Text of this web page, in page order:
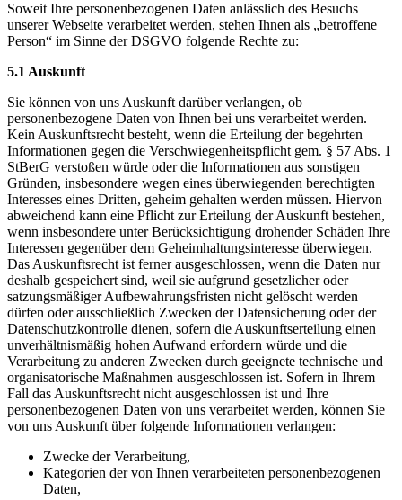
Soweit Ihre personenbezogenen Daten anlässlich des Besuchs
unserer Webseite verarbeitet werden, stehen Ihnen als „betroffene
Person“ im Sinne der DSGVO folgende Rechte zu:
5.1 Auskunft
Sie können von uns Auskunft darüber verlangen, ob
personenbezogene Daten von Ihnen bei uns verarbeitet werden.
Kein Auskunftsrecht besteht, wenn die Erteilung der begehrten
Informationen gegen die Verschwiegenheitspflicht gem. § 57 Abs. 1
StBerG verstoßen würde oder die Informationen aus sonstigen
Gründen, insbesondere wegen eines überwiegenden berechtigten
Interesses eines Dritten, geheim gehalten werden müssen. Hiervon
abweichend kann eine Pflicht zur Erteilung der Auskunft bestehen,
wenn insbesondere unter Berücksichtigung drohender Schäden Ihre
Interessen gegenüber dem Geheimhaltungsinteresse überwiegen.
Das Auskunftsrecht ist ferner ausgeschlossen, wenn die Daten nur
deshalb gespeichert sind, weil sie aufgrund gesetzlicher oder
satzungsmäßiger Aufbewahrungsfristen nicht gelöscht werden
dürfen oder ausschließlich Zwecken der Datensicherung oder der
Datenschutzkontrolle dienen, sofern die Auskunftserteilung einen
unverhältnismäßig hohen Aufwand erfordern würde und die
Verarbeitung zu anderen Zwecken durch geeignete technische und
organisatorische Maßnahmen ausgeschlossen ist. Sofern in Ihrem
Fall das Auskunftsrecht nicht ausgeschlossen ist und Ihre
personenbezogenen Daten von uns verarbeitet werden, können Sie
von uns Auskunft über folgende Informationen verlangen:
Zwecke der Verarbeitung,
Kategorien der von Ihnen verarbeiteten personenbezogenen
Daten,